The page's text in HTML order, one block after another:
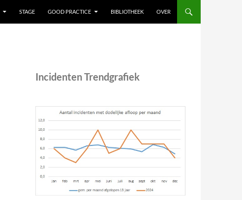
STAGE GOOD PRACTICE BIBLIOTHEEK OVER
Incidenten Trendgrafiek